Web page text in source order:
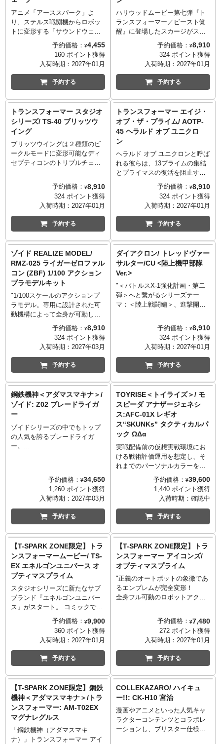
とができ、取り付けたままミュ
ータントヘッドを開閉すること
が可能。
刻と彩色で再現。お好みで貼れ
るホイルシールも付属します。
また、関節設計の一新により
「片膝立ち」や「イジェクトポ
ションポーズを付けることがで
きるようになったほか、第３の
モードとしてアニメ第１話「地
球への道」で見せた「ライトス
タンダードモード」にも変形可
灯のような姿になり、サイバト
ロンを欺きます。付属品はエレ
クトリックランチャー、振動ブ
ラスターガン、バリヤーケース
等おなじみの装備品に加え、当
時の国内版仕様の特徴であった
ヘッドホン・指令マイク・コー
ドも付属します。（ヘッドホン
に頭部へ装着することは推奨し
ておりません。） サウンドウェ
ーブ、スカウトロボの本体には
「シークレットエンブレム」も
貼付、指で温めると軍団マーク
売りのスタンド用ジョイント穴
を装備し、アクションポーズで
飾ることが可能。パッケージイ
ラストは当時をイメージした描
き下ろしで、コレクションカー
ドも付属します。
トロン「コンドル セイバート
ロンモード（アニメタイプ）」
が新規設計で付属。アニメ「戦
え！超ロボット生命体トランス
フォーマー」の第１話「地球へ
の道」で最初に登場したカセッ
トロンで、コンドルのセイバー
トロン星での姿でありながら過
去にG1フォーマットでは商品化
がされたことがない幻のキャラ
たなカセットが加わります。 サ
ウンドウェーブ（アニメタイ
プ）本体は当時シールにより平
面表現だった描き割りのメカ彫
刻を立体化。お好みで貼れるホ
イルシールも付属します。ま
ズ」など、格段に自由なアクシ
ョンポーズを付けることができ
るようになったほか、第３のモ
ードとしてアニメ第１話「地球
への道」で見せた「ライトスタ
能。母星セイバートロン星の街
灯のような姿になり、サイバト
ロンを欺きます。付属品はエレ
クトリックランチャー、振動ブ
ラスターガン、バリヤーケース
等おなじみの装備品に加え、当
時の国内版仕様の特徴であった
ヘッドホン・指令マイク・コー
売り）とは一部カラーリングを
変更して付属します。（ヘッド
ホンはディスプレイ用のため、
実際に頭部へ装着することは推
奨しておりません。） サウンド
ンドル セイバートロンモード
（アニメタイプ）の本体には
「シークレットエンブレム」も
貼付、指で温めると軍団マーク
が現れます。またそれぞれに別
売りのスタンド用ジョイント穴
を装備し、アクションポーズで
ドも付属します。
ボットの姿を存分に楽しめま
す。
アニメ「アーススパーク」よ
り、ステルス戦闘機からロボッ
トに変形する「サウンドウェー
サウンドウェーブは圧倒的な情
報収集能力と冷静沈着な判断力
で戦況を支配する。 特徴的なボ
ディデザインや鋭いシルエット
を再現。ロボットモードでは肩
無駄な言葉を発さず、任務を確
実に遂行するサウンドウェーブ
の威圧感あふれる佇まいと高い
存在感を存分に楽しめます。
予約価格： ¥4,455
160 ポイント獲得
入荷時期： 2027年01月
予約する
ハリウッドムービー第七弾『ト
ランスフォーマー／ビースト覚
醒』に登場したスカージがスタ
ジオシリーズに再び登場。
ロボットモードから材木輸送用
のトレーラートラックに変形す
るユニクロン配下で冷酷無比な
テラーコンのリーダー。 フロン
トグリルに仕留めたトランスフ
式の武器を取り付けることが出
来る。
予約価格： ¥8,910
324 ポイント獲得
入荷時期： 2027年01月
予約する
トランスフォーマー スタジオ
シリーズ/ TS-40 ブリッツウ
イング
ブリッツウイングは２種類のビ
ークルモードに変形可能なディ
セプティコンのトリプルチェン
ロボットモードからタンクモー
ド、ジェット機モードに変形す
る。 ディセプティコン軍団のオ
ートボット基地への強襲作戦に
参加してオートボットの老戦士
カップと対決した。 標準装備の
装着装備が可能で、追加武装と
してロケットランチャーにもな
るビッグハンド形状のウエポン
パーツを装備。
予約価格： ¥8,910
324 ポイント獲得
入荷時期： 2027年01月
予約する
トランスフォーマー エイジ・
オブ・ザ・プライム/ AOTP-
45 ヘラルド オブ ユニクロ
ン
ヘラルド オブ ユニクロンと呼ば
れる彼らは、13プライムの集結
とプライマスの復活を阻止する
ためにユニクロンが自らのアバ
ターとなる忠実なるしもべとし
て生み出した優秀な兵士だ。
ユニクロンソルジャーやユニク
ロンアコライトとも呼ばれロボ
ットモードから万能なバトルク
よりサイバトロン星の一般市民
達の多くが姿を変えられ、ユニ
クロンの手足となって13プライ
ム達に襲い掛かるのである。
予約価格： ¥8,910
324 ポイント獲得
入荷時期： 2027年01月
予約する
ゾイド REALIZE MODEL/
RMZ-025 ライガーゼロファル
コン (ZBF) 1/100 アクション
プラモデルキット
"1/100スケールのアクションプ
ラモデル。専用に設計された可
動機構によって全身が可動し、
咆哮や疾走ポーズなどライオン
型ゾイド特有の様々なアクショ
ンポーズをとることが可能。
ライガーゼロ（素体）とジェッ
トファルコンを完全新規造型。
ライガーゼロファルコンへの合
体を再現。 ジェットファルコン
の機首・バスタークロー・ザン
スマッシャークローはアニメー
ション「ZOIDS BATTLE
ものとオリジナルに準じたデザ
インのものとを選択して組み立
てが可能。いずれもライガーゼ
予約価格： ¥8,910
324 ポイント獲得
入荷時期： 2027年03月
予約する
ダイアクロン/ トレッドヴァー
サルター/CU <陸上機甲部隊
Ver.>
"＜バトルスX-1強化計画・第二
弾＞へと繋がるシリーズテー
マ：＜陸上戦闘編＞、進撃開
ドヴァーサルター/CU <陸上機甲
部隊 Ver.>」。初期タクティカル
ムーバーシリーズの人気アイテ
ムがミディアムブルーグレーの
機体色でリロード出撃！！"
陸上機甲部隊とは優れた機動力
ロンの陸上戦闘部隊である。
トレッドヴァーサルター/CUは
荒地等での走行機能を拡張する
強力クローラー＜チャリオット
ユニット＞を装着したタクティ
カルムーバー。縦横無尽な履帯
走行、2門の砲撃ユニットによる
砲撃、そしてパワフルな格闘攻
戦闘機動で対象を確実に撃破す
る“人型戦車”となるのだ。
予約価格： ¥8,910
324 ポイント獲得
入荷時期： 2027年01月
予約する
鋼鉄機神＜アダマスマキナ＞/
ゾイド: Z02 ブレードライガ
ー
ゾイドシリーズの中でもトップ
の人気を誇るブレードライガ
ー。
パーツにより、動物のしなやか
で自然なポージングが可能に。
目の部分にあたるキャノピーが
LEDで発光するだけでなく、こ
れまでに再現されたことが無か
特徴であるレーザーブレードに
LEDの発光ギミックを搭載。 フ
レキシブルに動くレーザーブレ
ードが、どのポージングでも発
光。 ゾイドコアの搭載、ダイキ
ャストパーツによるメカ生命体
の重量感、塗装やマーキングに
より完成度を高めたディスプレ
きるディスプレイ台座も付属。
予約価格： ¥34,650
1,260 ポイント獲得
入荷時期： 2027年03月
予約する
TOYRISE＜トイライズ＞/ モ
スピーダ アナザージェネシ
ス:AFC-01X レギオ
ス“SKUNKs” タクティカルパ
ック ΩΔα
実戦配備前の仮想実戦環境にお
ける戦術評価運用を想定し、そ
れまでのパーソナルカラーを廃
し低視認性を意識したロービジ
カラーを共通仕様として採用。
試験運用部隊SKUNKsによる戦
術評価機群として、通常配備機
とは異なる実験的な運用を目的
としている。
り、各機の武装を組み替えた際
にも一体感のあるカスタムを楽
しめます。
■ファイター/ダイバー/ソルジャ
ーに完全変形■
ファイター/ダイバー/ソルジャー
■遊びの幅を広げる付属品■
Ω：50ｍｍビームキャノン、11
連マイクロミサイル×２、ライデ
ィングスーツ、アーマーサイク
Δ：インパクトランス、レーザ
ーキャノン、パルスレーダー、
ライディングスーツ、アーマー
サイクル。
α：50ｍｍビームキャノン、シ
ンクロトロン砲×２、11連マイ
予約価格： ¥39,600
1,440 ポイント獲得
入荷時期： 確認中
予約する
【T-SPARK ZONE限定】トラ
ンスフォーマームービー/ TS-
EX エネルゴンユニバース オ
プティマスプライム
スタジオシリーズに新たなサブ
ブランド『エネルゴンユニバー
ス』がスタート。 コミックでク
ロスオーバーするトランスフォ
ーマー達が活躍するワールドか
ら人気のキャラクター達が登
場。 第一弾はコミック
『ENERGON UNIVERSE』に登
場した右腕にメガトロンの腕を
ム。 ロボットモードからトラッ
クに変形が可能で、右腕のメガ
トロンの融合カノン砲もビーク
ルモードで装着可能。
※国内：タカラトミーモール含
む「T-SPARK ZONE」流通限定
商品
予約価格： ¥9,900
360 ポイント獲得
入荷時期： 2027年01月
予約する
【T-SPARK ZONE限定】トラ
ンスフォーマー アイコンズ/
オプティマスプライム
"正義のオートボットの象徴であ
るエンブレムが完全変形！
全身フル可動のロボットアクシ
ボットの立体エンブレムがオプ
ティマスプライムにトランスフ
ォーム！ 専用台座付きでエンブ
レムモード・ロボットモードど
ちらでもディスプレイが可能。
付属の武器はロボットモード時
ドの補助スタンドとしても使う
事ができる。 ※国内：タカラト
ミーモール含む「T-SPARK
ZONE」流通限定商品
予約価格： ¥7,480
272 ポイント獲得
入荷時期： 2027年01月
予約する
【T-SPARK ZONE限定】鋼鉄
機神＜アダマスマキナ＞/トラ
ンスフォーマー: AM-T02EX
マグナレグルス
「鋼鉄機神（アダマスマキ
ナ）」トランスフォーマー アイ
COLLEKAZARO/ ハイキュ
ー!!: CK-H10 宮治
漫画やアニメといった人気キャ
ラクターコンテンツとコラボレ
ーションし、ブリスター仕様の